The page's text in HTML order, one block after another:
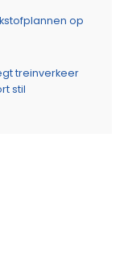
op
treinverkeer
stil